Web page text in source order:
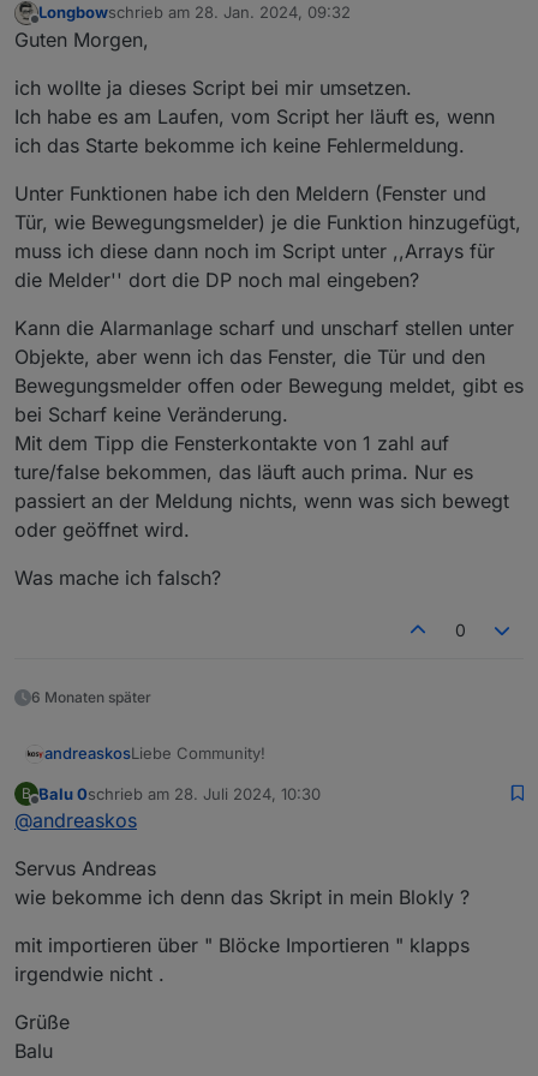
Offline
Longbowschrieb am 28. Jan. 2024, 09:32
zuletzt editiert von
Guten Morgen,
ich wollte ja dieses Script bei mir umsetzen.
Ich habe es am Laufen, vom Script her läuft es, wenn
ich das Starte bekomme ich keine Fehlermeldung.
Unter Funktionen habe ich den Meldern (Fenster und
Tür, wie Bewegungsmelder) je die Funktion hinzugefügt,
muss ich diese dann noch im Script unter ,,Arrays für
die Melder'' dort die DP noch mal eingeben?
Kann die Alarmanlage scharf und unscharf stellen unter
Objekte, aber wenn ich das Fenster, die Tür und den
Bewegungsmelder offen oder Bewegung meldet, gibt es
bei Scharf keine Veränderung.
Mit dem Tipp die Fensterkontakte von 1 zahl auf
ture/false bekommen, das läuft auch prima. Nur es
passiert an der Meldung nichts, wenn was sich bewegt
oder geöffnet wird.
Was mache ich falsch?
0
6 Monaten später
andreaskosLiebe Community!
Kurzfassung
Hier stelle ich ein Skript für eine Alarmanlage vor.
über die erzeugten Datenpunkte (default unter
javascript.0.Alarmanlage) steuern.
Langfassung
Vorgeschichte
B
Offline
Balu 0schrieb am 28. Juli 2024, 10:30
zuletzt editiert von
@andreaskos
Servus Andreas
wie bekomme ich denn das Skript in mein Blokly ?
mit importieren über " Blöcke Importieren " klapps
irgendwie nicht .
Grüße
Balu